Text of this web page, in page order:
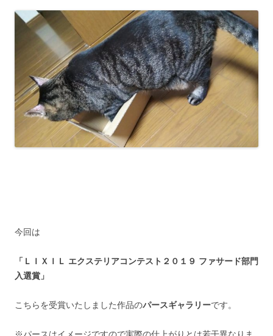
今回は
「ＬＩＸＩＬ エクステリアコンテスト２０１９ ファサード部門
入選賞」
こちらを受賞いたしました作品のパースギャラリーです。